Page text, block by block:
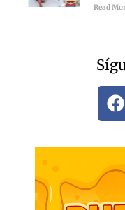
Read